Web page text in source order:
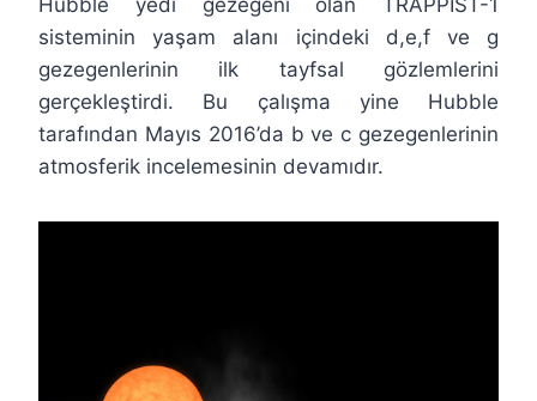
Özyar
sisteminin yaşam alanı içindeki d,e,f ve g
gezegenlerinin ilk tayfsal gözlemlerini
gerçekleştirdi. Bu çalışma yine Hubble
tarafından Mayıs 2016’da b ve c gezegenlerinin
atmosferik incelemesinin devamıdır.